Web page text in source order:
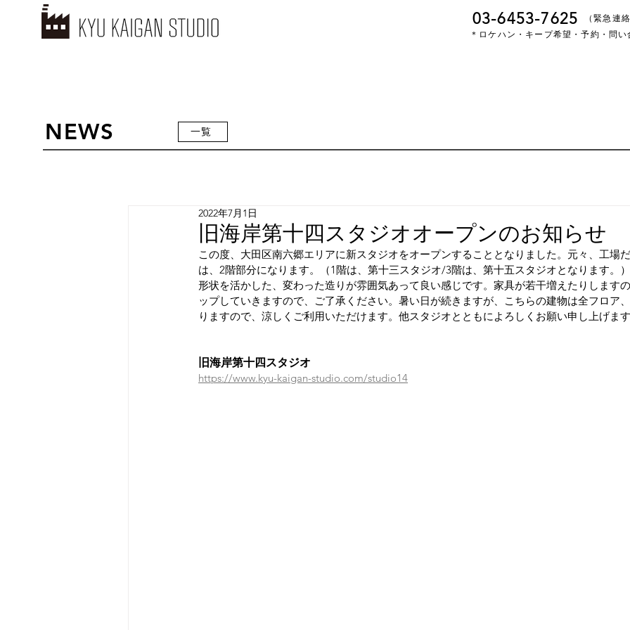
03-6453-7625
＊ロケハン・キープ希望・予約・問
（緊急連
NEWS 一覧
旧海岸第十四スタジオオープンのお知らせ
2022年7月1日
この度、大田区南六郷エリアに新スタジオをオープンすることとなりました。元々、工場
は、2階部分になります。（1階は、第十三スタジオ/3階は、第十五スタジオとなります。
形状を活かした、変わった造りが雰囲気あって良い感じです。家具が若干増えたりします
ップしていきますので、ご了承ください。暑い日が続きますが、こちらの建物は全フロア
りますので、涼しくご利用いただけます。他スタジオとともによろしくお願い申し上げま
旧海岸第十四スタジオ
https://www.kyu-kaigan-studio.com/studio14